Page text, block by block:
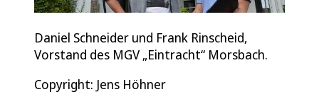
Daniel Schneider und Frank Rinscheid,
Vorstand des MGV „Eintracht“ Morsbach.
Copyright: Jens Höhner